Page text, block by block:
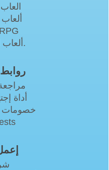
ألعاب
ألعاب الأندرويد.
أداة
خصومات